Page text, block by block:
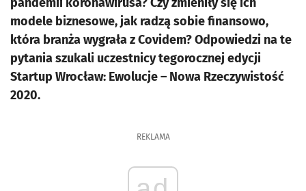
modele biznesowe, jak radzą sobie finansowo,
która branża wygrała z Covidem? Odpowiedzi na te
pytania szukali uczestnicy tegorocznej edycji
Startup Wrocław: Ewolucje – Nowa Rzeczywistość
2020.
REKLAMA